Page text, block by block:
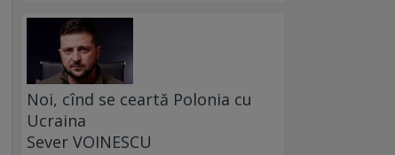
Noi, cînd se ceartă Polonia cu
Ucraina
Sever VOINESCU